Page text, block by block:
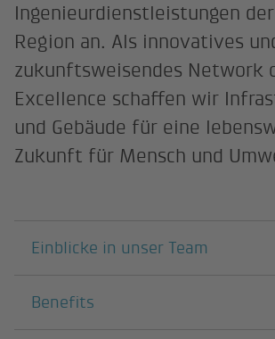
Ingenieurdienstleistungen der
Region an. Als innovatives
zukunftsweisendes Network
Excellence schaffen wir
und Gebäude für eine
Zukunft für Mensch und
Darunterliegende Seiten
Einblicke in unser Team
Benefits